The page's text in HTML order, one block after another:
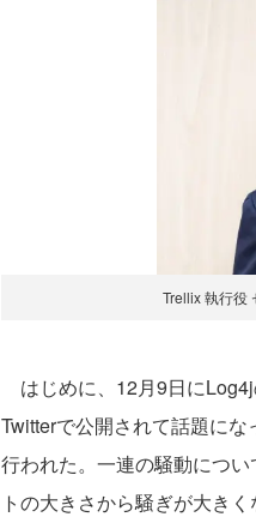
Trellix 執行役
はじめに、12月9日に
Twitterで公開されて話題に
行われた。一連の騒動につ
トの大きさから騒ぎが大き